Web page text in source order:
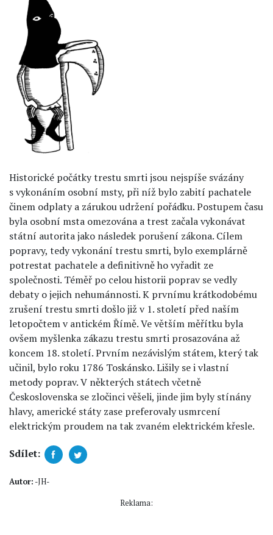
Historické počátky trestu smrti jsou nejspíše svázány
s vykonáním osobní msty, při níž bylo zabití pachatele
činem odplaty a zárukou udržení pořádku. Postupem času
byla osobní msta omezována a trest začala vykonávat
státní autorita jako následek porušení zákona. Cílem
popravy, tedy vykonání trestu smrti, bylo exemplárně
potrestat pachatele a definitivně ho vyřadit ze
společnosti. Téměř po celou historii poprav se vedly
debaty o jejich nehumánnosti. K prvnímu krátkodobému
zrušení trestu smrti došlo již v 1. století před naším
letopočtem v antickém Římě. Ve větším měřítku byla
ovšem myšlenka zákazu trestu smrti prosazována až
koncem 18. století. Prvním nezávislým státem, který tak
učinil, bylo roku 1786 Toskánsko. Lišily se i vlastní
metody poprav. V některých státech včetně
Československa se zločinci věšeli, jinde jim byly stínány
hlavy, americké státy zase preferovaly usmrcení
elektrickým proudem na tak zvaném elektrickém křesle.
Sdílet:
Autor: -JH-
Reklama: